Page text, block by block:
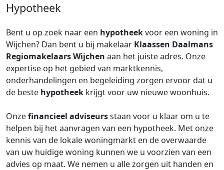
Hypotheek
Bent u op zoek naar een hypotheekvoor een woning in
Wijchen? Dan bent u bij makelaar Klaassen Daalmans
Regiomakelaars Wijchen aan het juiste adres. Onze
expertise op het gebied van marktkennis,
onderhandelingen en begeleiding zorgen ervoor dat u
de beste hypotheek krijgt voor uw nieuwe woonhuis.
Onzefinancieel adviseursstaan voor u klaar om u te
helpen bij het aanvragen van een hypotheek. Met onze
kennis van de lokale woningmarkt en de overwaarde
van uw huidige woning kunnen we u voorzien van een
advies op maat. We nemen u alle zorgen uit handen en